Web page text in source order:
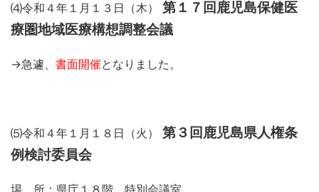
⑷令和４年１月１３日（木）
第１７回鹿児島保健医
療圏地域医療構想調整会議
→急遽、 書面開催となりました。
⑸令和４年１月１８日（火） 第３回鹿児島県人権条
例検討委員会
場 所：県庁１８階 特別会議室